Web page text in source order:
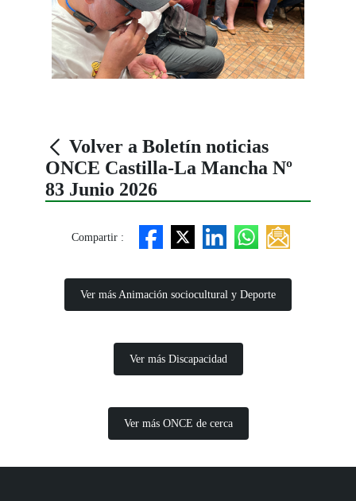
Volver a Boletín noticias
ONCE Castilla-La Mancha Nº
83 Junio 2026
Compartir :
Ver más Animación sociocultural y Deporte
Ver más Discapacidad
Ver más ONCE de cerca